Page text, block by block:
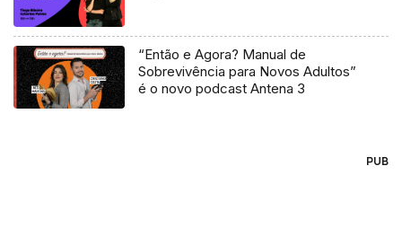
“Então e Agora? Manual de
Sobrevivência para Novos Adultos”
é o novo podcast Antena 3
PUB